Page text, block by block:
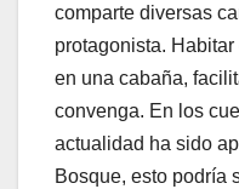
comparte diversas
protagonista.
en una cabaña,
convenga. En los
actualidad ha sido
Bosque, esto podría